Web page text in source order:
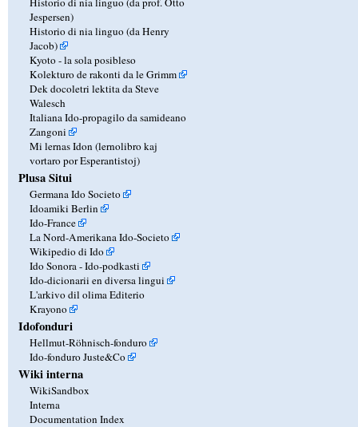
Jespersen)
Historio di nia linguo (da Henry
Jacob)
Kyoto - la sola posibleso
Kolekturo de rakonti da le Grimm
Dek docoletri lektita da Steve
Walesch
Italiana Ido-propagilo da samideano
Zangoni
Mi lernas Idon (lernolibro kaj
vortaro por Esperantistoj)
Plusa Situi
Germana Ido Societo
Idoamiki Berlin
Ido-France
La Nord-Amerikana Ido-Societo
Wikipedio di Ido
Ido Sonora - Ido-podkasti
Ido-dicionarii en diversa lingui
L'arkivo dil olima Editerio
Krayono
Idofonduri
Hellmut-Röhnisch-fonduro
Ido-fonduro Juste&Co
Wiki interna
WikiSandbox
Interna
Documentation Index